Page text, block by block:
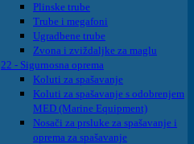
Plinske trube
Trube i megafoni
Ugradbene trube
Zvona i zviždaljke za maglu
22 - Sigurnosna oprema
Koluti za spašavanje
Koluti za spašavanje s odobrenjem
MED (Marine Equipment)
Nosači za prsluke za spašavanje i
oprema za spašavanje